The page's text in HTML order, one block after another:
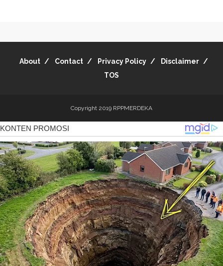
About Contact Privacy Policy
Disclaimer
TOS
Copyright 2019 RPPMERDEKA